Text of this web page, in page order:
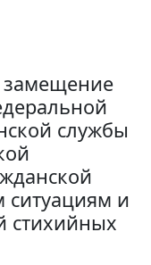
замещение
службы
и
стихийных